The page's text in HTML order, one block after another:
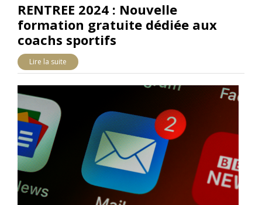
RENTREE 2024 : Nouvelle
formation gratuite dédiée aux
coachs sportifs
Lire la suite